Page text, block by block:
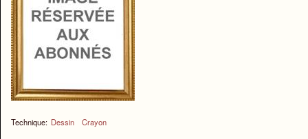
Technique: Dessin Crayon